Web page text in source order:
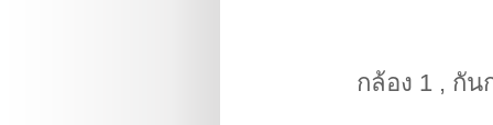
กล้อง 1 , กัน